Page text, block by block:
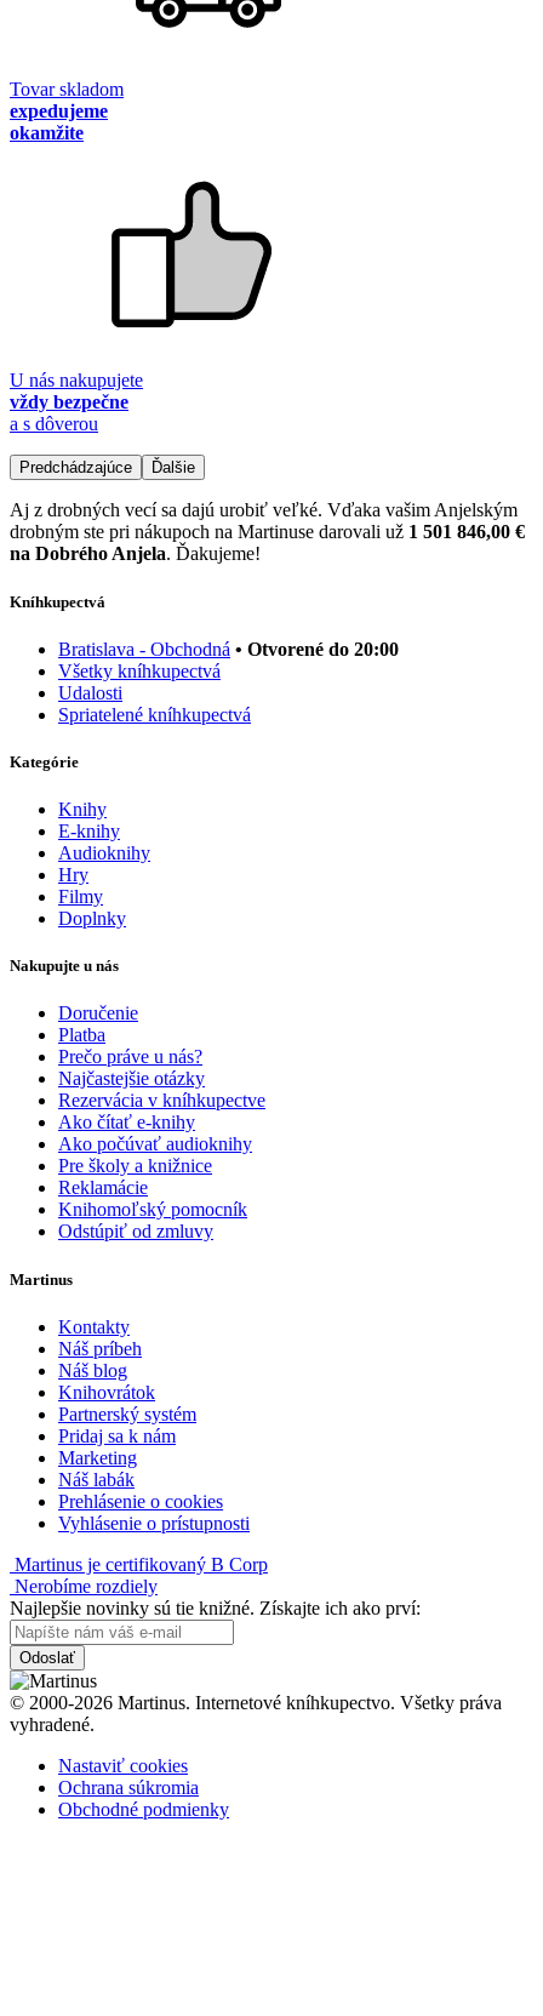
Tovar skladom
expedujeme
okamžite
U nás nakupujete
vždy bezpečne
a s dôverou
Predchádzajúce Ďalšie
Aj z drobných vecí sa dajú urobiť veľké. Vďaka vašim Anjelským
drobným ste pri nákupoch na Martinuse darovali už 1 501 846,00 €
na Dobrého Anjela. Ďakujeme!
Kníhkupectvá
Bratislava - Obchodná • Otvorené do 20:00
Všetky kníhkupectvá
Udalosti
Spriatelené kníhkupectvá
Kategórie
Knihy
E-knihy
Audioknihy
Hry
Filmy
Doplnky
Nakupujte u nás
Doručenie
Platba
Prečo práve u nás?
Najčastejšie otázky
Rezervácia v kníhkupectve
Ako čítať e-knihy
Ako počúvať audioknihy
Pre školy a knižnice
Reklamácie
Knihomoľský pomocník
Odstúpiť od zmluvy
Martinus
Kontakty
Náš príbeh
Náš blog
Knihovrátok
Partnerský systém
Pridaj sa k nám
Marketing
Náš labák
Prehlásenie o cookies
Vyhlásenie o prístupnosti
Martinus je certifikovaný B Corp
Nerobíme rozdiely
Najlepšie novinky sú tie knižné. Získajte ich ako prví:
Odoslať
© 2000-2026 Martinus. Internetové kníhkupectvo. Všetky práva
vyhradené.
Nastaviť cookies
Ochrana súkromia
Obchodné podmienky